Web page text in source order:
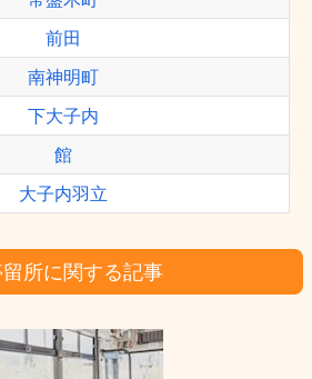
前田
南神明町
下大子内
館
大子内羽立
所に関する記事